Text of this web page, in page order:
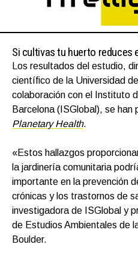
Si cultivas tu huerto reduces
Los resultados del estudio,
científico de la Universidad
colaboración con el Instituto
Barcelona (ISGlobal), se han
Planetary Health.
«Estos hallazgos
la jardinería comunitaria
importante en la prevención
crónicas y los trastornos de
investigadora de ISGlobal y
de Estudios Ambientales de
Boulder.